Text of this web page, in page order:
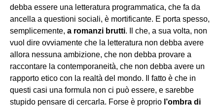
debba essere una letteratura programmatica, che fa da
ancella a questioni sociali, è mortificante. E porta spesso,
semplicemente, a romanzi brutti. Il che, a sua volta, non
vuol dire ovviamente che la letteratura non debba avere
allora nessuna ambizione, che non debba provare a
raccontare la contemporaneità, che non debba avere un
rapporto etico con la realtà del mondo. Il fatto è che in
questi casi una formula non ci può essere, e sarebbe
stupido pensare di cercarla. Forse è proprio ’ombra di